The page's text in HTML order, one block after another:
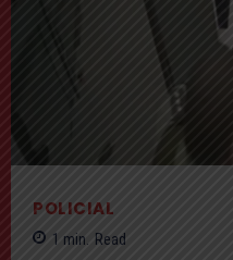
POLICIAL
1 min. Read